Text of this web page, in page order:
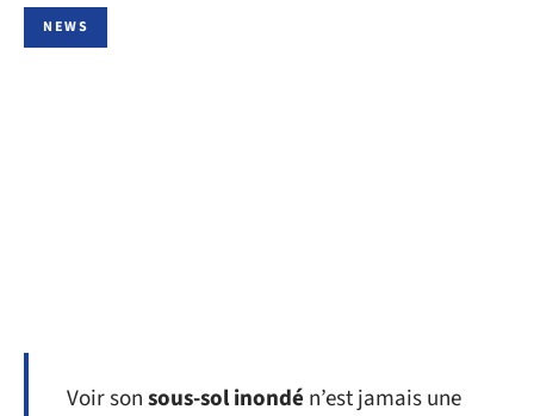
NEWS
Voir sonsous-sol inondé n’est jamais une